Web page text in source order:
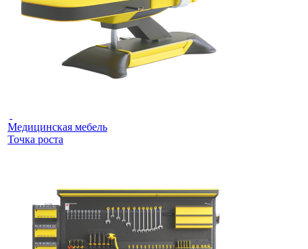
Медицинская мебель
Точка роста